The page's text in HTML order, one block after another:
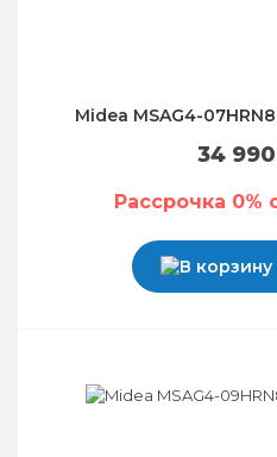
Midea MSAG4-
34
Рассрочка 0%